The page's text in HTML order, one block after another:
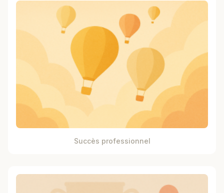
Succès professionnel